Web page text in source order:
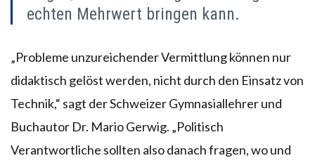
echten Mehrwert bringen kann.
„Probleme unzureichender Vermittlung können nur
didaktisch gelöst werden, nicht durch den Einsatz von
Technik,“ sagt der Schweizer Gymnasiallehrer und
Buchautor Dr. Mario Gerwig. „Politisch
Verantwortliche sollten also danach fragen, wo und